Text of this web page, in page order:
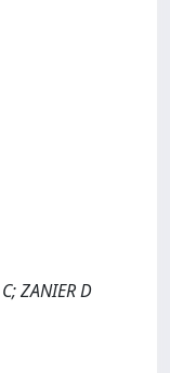
ZANIER D